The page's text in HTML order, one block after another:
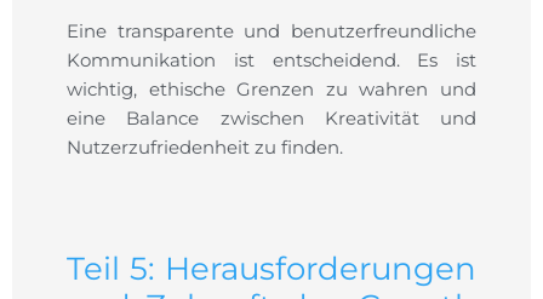
Eine transparente und benutzerfreundliche
Kommunikation ist entscheidend. Es ist
wichtig, ethische Grenzen zu wahren und
eine Balance zwischen Kreativität und
Nutzerzufriedenheit zu finden.
Teil 5: Herausforderungen